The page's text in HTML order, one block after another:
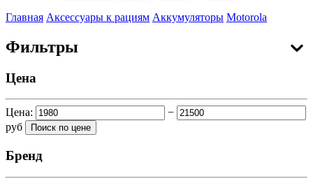
Главная Аксессуары к рациям Аккумуляторы Motorola
Фильтры
Цена
Цена:
−
руб
Бренд